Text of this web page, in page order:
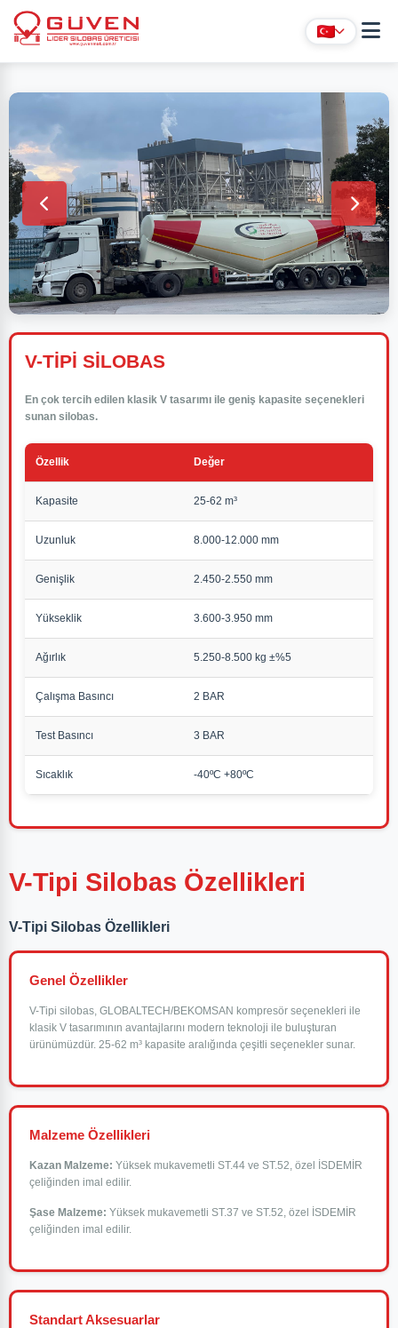
V-TİPİ SİLOBAS
En çok tercih edilen klasik V tasarımı ile geniş kapasite seçenekleri
sunan silobas.
Özellik Değer
Kapasite 25-62 m³
Uzunluk 8.000-12.000 mm
Genişlik 2.450-2.550 mm
Yükseklik 3.600-3.950 mm
Ağırlık 5.250-8.500 kg ±%5
Çalışma Basıncı 2 BAR
Test Basıncı 3 BAR
Sıcaklık -40ºC +80ºC
V-Tipi Silobas Özellikleri
V-Tipi Silobas Özellikleri
Genel Özellikler
V-Tipi silobas, GLOBALTECH/BEKOMSAN kompresör seçenekleri ile
klasik V tasarımının avantajlarını modern teknoloji ile buluşturan
ürünümüzdür. 25-62 m³ kapasite aralığında çeşitli seçenekler sunar.
Malzeme Özellikleri
Kazan Malzeme: Yüksek mukavemetli ST.44 ve ST.52, özel İSDEMİR
çeliğinden imal edilir.
Şase Malzeme: Yüksek mukavemetli ST.37 ve ST.52, özel İSDEMİR
çeliğinden imal edilir.
Standart Aksesuarlar